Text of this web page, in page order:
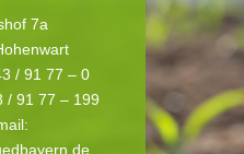
7a
/ 91 77 – 0
/ 91 77 – 199